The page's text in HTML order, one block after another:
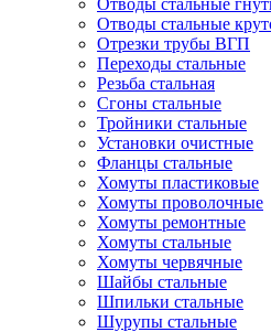
Отводы стальные
Отводы стальные
Отрезки трубы ВГП
Переходы стальные
Резьба стальная
Сгоны стальные
Тройники стальные
Установки очистные
Фланцы стальные
Хомуты пластиковые
Хомуты проволочные
Хомуты ремонтные
Хомуты стальные
Хомуты червячные
Шайбы стальные
Шпильки стальные
Шурупы стальные